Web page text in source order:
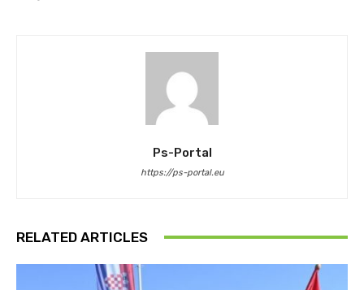
Ps-Portal
https://ps-portal.eu
RELATED ARTICLES